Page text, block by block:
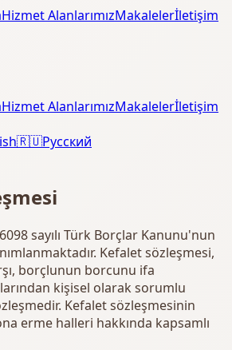
Hizmet AlanlarımızMakalelerİletişim
Hizmet AlanlarımızMakalelerİletişim
🇷🇺Русский
sayılı Türk Borçlar Kanunu'nun
Kefalet sözleşmesi,
borçlunun borcunu ifa
kişisel olarak sorumlu
Kefalet sözleşmesinin
erme halleri hakkında kapsamlı